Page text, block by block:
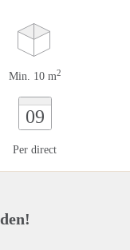
Min. 10 m2
09
Per direct